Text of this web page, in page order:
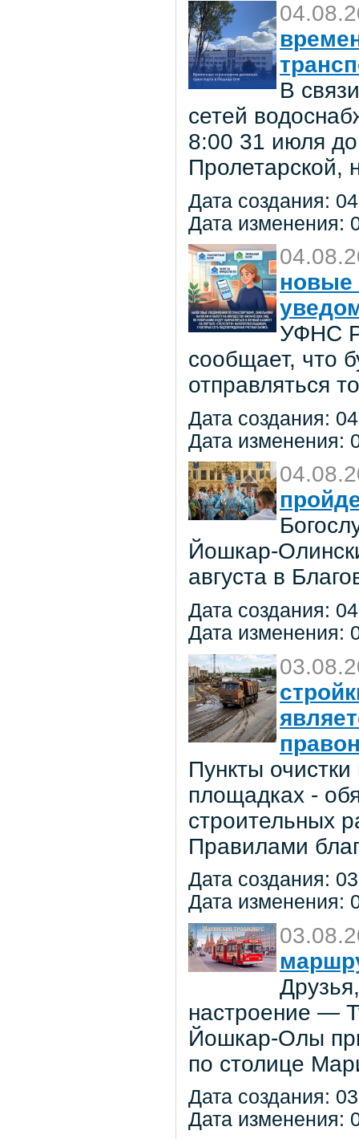
В
сетей
8:00 31 июля
Пролетарской,
Дата создания:
Дата изменения:
новые
УФНС
сообщает, что
отправляться
Дата создания:
Дата изменения:
Йошкар-
августа в
Дата создания:
Дата изменения:
Пункты
площадках -
строительных
Правилами
Дата создания:
Дата изменения:
настроение —
Йошкар-Олы
по столице
Дата создания:
Дата изменения: